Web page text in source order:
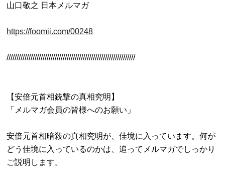
山口敬之 日本メルマガ
https://foomii.com/00248
////////////////////////////////////////////////////////////////
【安倍元首相銃撃の真相究明】
「メルマガ会員の皆様へのお願い」
安倍元首相暗殺の真相究明が、佳境に入っています。何が
どう佳境に入っているのかは、追ってメルマガでしっかり
ご説明します。